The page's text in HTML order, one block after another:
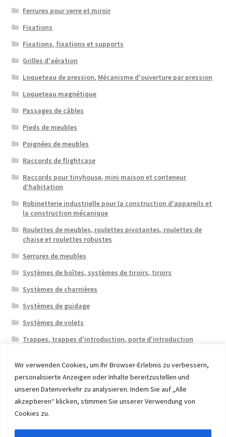
Wir verwenden Cookies, um Ihr Browser-Erlebnis zu verbessern,
personalisierte Anzeigen oder Inhalte bereitzustellen und
unseren Datenverkehr zu analysieren. Indem Sie auf „Alle
akzeptieren“ klicken, stimmen Sie unserer Verwendung von
Cookies zu.
Ferrures pour verre et miroir
Fixations
Fixations, fixations et supports
Grilles d'aération
Loqueteau de pression, Mécanisme d'ouverture par pression
Loqueteau magnétique
Passages de câbles
Pieds de meubles
Poignées de meubles
Raccords de flightcase
Raccords pour tinyhouse, mini maison et conteneur
d’habitation
Robinetterie industrielle pour la construction d'appareils et
la construction mécanique
Roulettes de meubles, roulettes pivotantes, roulettes de
chaise et roulettes robustes
Serrures de meubles
Systèmes de boîtes, systèmes de tiroirs, tiroirs
Systèmes de charnières
Systèmes de guidage
Systèmes de volets
Trappes, trappes d'introduction, porte d'introduction
© 2026 Eruon Trade UG, Germany, member of the ERUON